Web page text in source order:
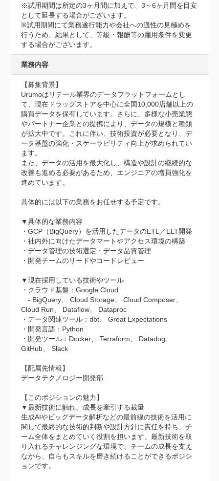
※試用期間は所定の3ヶ月間に加えて、3～6ヶ月間を目安
として延長する場合がございます。
※試用期間にて業務遂行能力や会社への適性の見極めを
行うため、結果として、等級・報酬等の雇用条件を変更
する場合がございます。
業務内容
【募集背景】
Urumoはリテール業界のデータプラットフォームとし
て、現在ドラッグストアを中心に全国10,000店舗以上の
購買データを保有しています。さらに、多様な小売業態
やパートナー企業との提携により、データの規模と種類
が拡大中です。これに伴い、技術投資が必要となり、デ
ータ基盤の強化・スケーラビリティ向上が求められてい
ます。
また、データの活用を最大化し、構造や設計の継続的な
改善も進める必要があるため、エンジニアの増員強化を
進めています。
具体的には以下の業務をお任せする予定です。
▼具体的な業務内容
・GCP（BigQuery）を活用したデータのETL／ELT開発
・社内外に向けたデータマートやアクセス環境の構築
・データ管理の技術選定・データ品質管理
・開発チームのリードやコードレビュー
▼現在採用している技術やツール
・クラウド基盤：Google Cloud
- BigQuery、 Cloud Storage、 Cloud Composer、
Cloud Run、 Dataflow、 Dataproc
・データ関連ツール：dbt、 Great Expectations
・開発言語：Python
・開発ツール：Docker、 Terraform、 Datadog、
GitHub、 Slack
【配属先情報】
データテクノロジー開発部
【このポジションの魅力】
▼最新技術に触れ、成長を牽引する裁量
生成AIやビッグデータ解析などの最前線の技術を活用に
関して最終的な技術的判断や設計方針に責任を持ち、チ
ーム全体をまとめていく役割を担います。最新技術を取
り入れるチャレンジングな環境で、チームの成長を支え
ながら、自らもスキルを磨き続けることができるポジシ
ョンです。